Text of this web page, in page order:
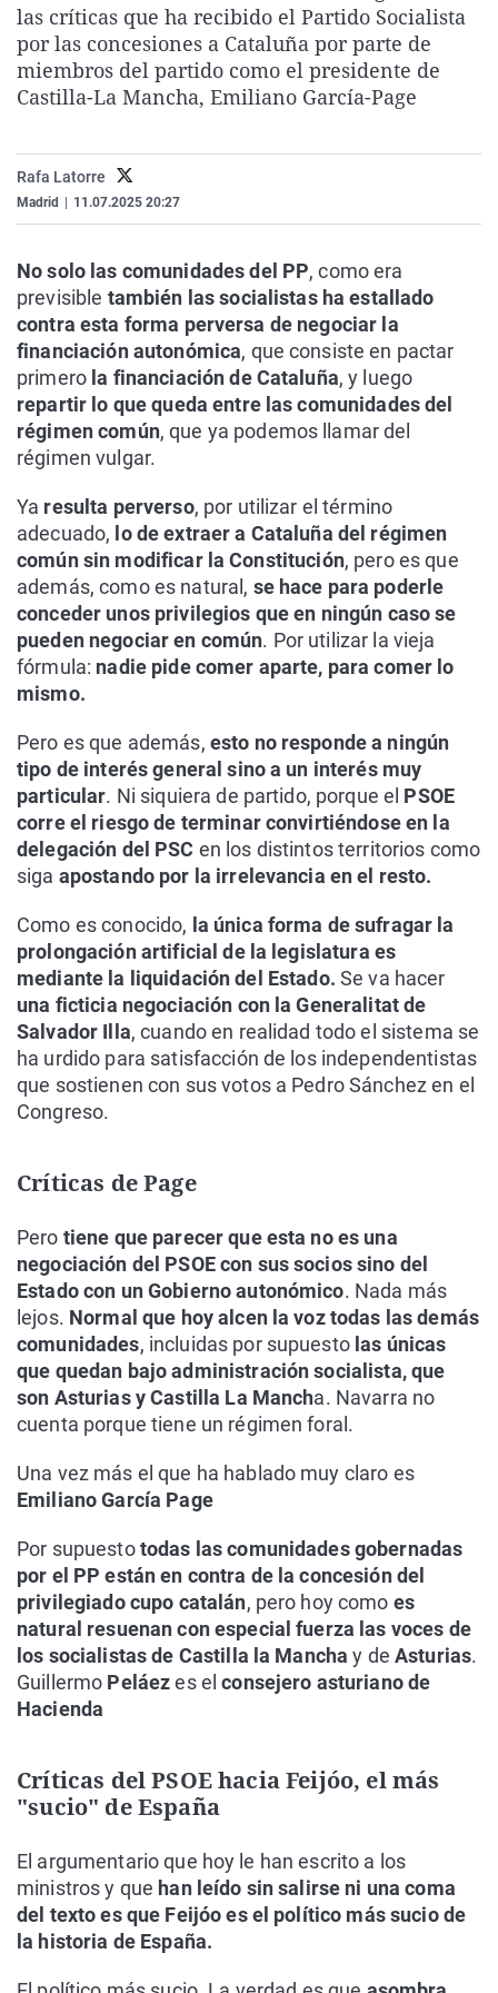
La rosa de los vientos
Gente viajera
Como el perro y el
Caso
Retornados
Equipo de
Extremadura
Galicia
La Rioja
Virales
Televisión
Elecciones
las críticas que ha recibido el Partido Socialista
por las concesiones a Cataluña por parte de
miembros del partido como el presidente de
Castilla-La Mancha, Emiliano García-Page
Rafa Latorre
Madrid 11.07.2025 20:27
No solo las comunidades del PP, como era
previsible también las socialistas ha estallado
contra esta forma perversa de negociar la
financiación autonómica, que consiste en pactar
primerola financiación de Cataluña, y luego
repartir lo que queda entre las comunidades del
régimen común, que ya podemos llamar del
régimen vulgar.
Ya resulta perverso, por utilizar el término
adecuado, lo de extraer a Cataluña del régimen
común sin modificar la Constitución, pero es que
además, como es natural, se hace para poderle
conceder unos privilegios que en ningún caso se
pueden negociar en común. Por utilizar la vieja
fórmula: nadie pide comer aparte, para comer lo
mismo.
Pero es que además, esto no responde a ningún
tipo de interés general sino a un interés muy
particular. Ni siquiera de partido, porque el PSOE
corre el riesgo de terminar convirtiéndose en la
delegación del PSC en los distintos territorios como
siga apostando por la irrelevancia en el resto.
Como es conocido, la única forma de sufragar la
prolongación artificial de la legislatura es
mediante la liquidación del Estado. Se va hacer
una ficticia negociación con la Generalitat de
Salvador Illa, cuando en realidad todo el sistema se
ha urdido para satisfacción de los independentistas
que sostienen con sus votos a Pedro Sánchez en el
Congreso.
Críticas de Page
Pero tiene que parecer que esta no es una
negociación del PSOE con sus socios sino del
Estado con un Gobierno autonómico. Nada más
lejos. Normal que hoy alcen la voz todas las demás
comunidades, incluidas por supuestolas únicas
que quedan bajo administración socialista, que
son Asturias y Castilla La Mancha. Navarra no
cuenta porque tiene un régimen foral.
Una vez más el que ha hablado muy claro es
Emiliano García Page
Por supuestotodas las comunidades gobernadas
por el PP están en contra de la concesión del
privilegiado cupo catalán, pero hoy como es
natural resuenan con especial fuerza las voces de
los socialistas de Castilla la Manchay deAsturias.
Guillermo Peláezes elconsejero asturiano de
Hacienda
Críticas del PSOE hacia Feijóo, el más
"sucio" de España
El argumentario que hoy le han escrito a los
ministros y que han leído sin salirse ni una coma
del texto es que Feijóo es el político más sucio de
la historia de España.